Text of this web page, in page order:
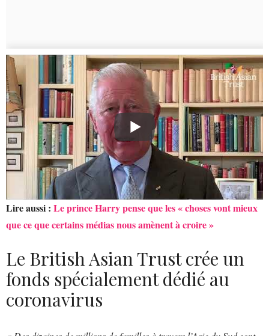
Lire aussi : Le prince Harry pense que les « choses vont mieux
que ce que certains médias nous amènent à croire »
Le British Asian Trust crée un
fonds spécialement dédié au
coronavirus